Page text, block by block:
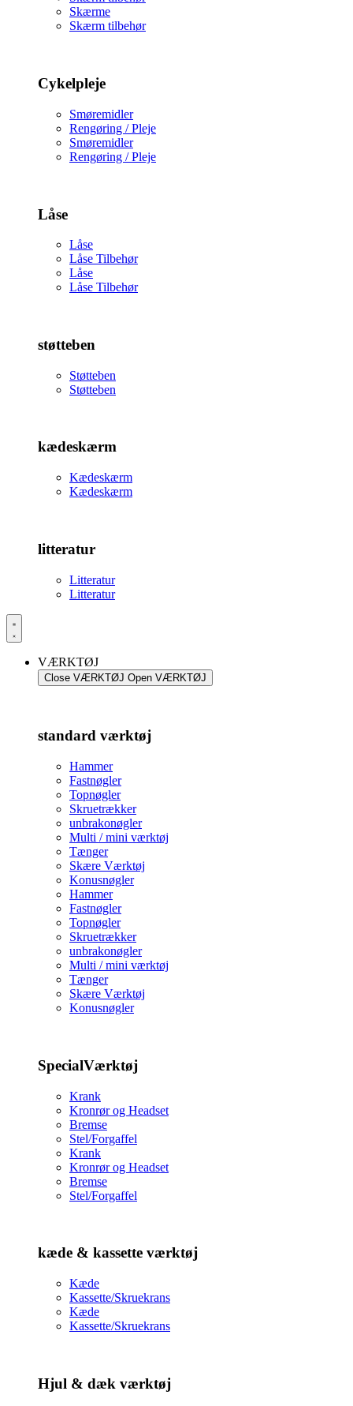
Skærme
Skærm tilbehør
Cykelpleje
Smøremidler
Rengøring / Pleje
Smøremidler
Rengøring / Pleje
Låse
Låse
Låse Tilbehør
Låse
Låse Tilbehør
støtteben
Støtteben
Støtteben
kædeskærm
Kædeskærm
Kædeskærm
litteratur
Litteratur
Litteratur
VÆRKTØJ
Close VÆRKTØJ Open VÆRKTØJ
standard værktøj
Hammer
Fastnøgler
Topnøgler
Skruetrækker
unbrakonøgler
Multi / mini værktøj
Tænger
Skære Værktøj
Konusnøgler
Hammer
Fastnøgler
Topnøgler
Skruetrækker
unbrakonøgler
Multi / mini værktøj
Tænger
Skære Værktøj
Konusnøgler
SpecialVærktøj
Krank
Kronrør og Headset
Bremse
Stel/Forgaffel
Krank
Kronrør og Headset
Bremse
Stel/Forgaffel
kæde & kassette værktøj
Kæde
Kassette/Skruekrans
Kæde
Kassette/Skruekrans
Hjul & dæk værktøj